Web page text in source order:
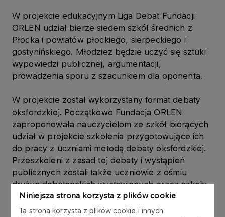
Niniejsza strona korzysta z plików cookie
Ta strona korzysta z plików cookie i innych
W projekcie edukacyjnym Lig​a Debat Fundacji
ORLEN udział bierze siedem szkół średnich z
Płocka i powiatów płockiego, sierpeckiego i
gostynińskiego. Młodzież będzie uczyć się sztuki
wypowiedzi publicznej, argumentacji,
prowadzenia sporu z szacunkiem dla oponenta.
W projekcie został wykorzystany format debaty
oksfordzkiej. Początkowo Fundacja ORLEN
zaproponowała nauczycielom ze szkół biorących
udział w projekcie szkolenia przygotowujące ich
do pracy z uczniami metodą debaty oksfordzkiej.
Przeszkoleni z zasad tej debaty i wystąpień
publicznych zostali także uczniowie z ośmiu
drużyn debatanckich wystawionych przez szkoły.
Tak chcieliby się uczyć